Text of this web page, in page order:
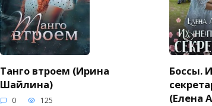
Танго втроем (Ирина
Шайлина)
0 125
Боссы.
(Елена